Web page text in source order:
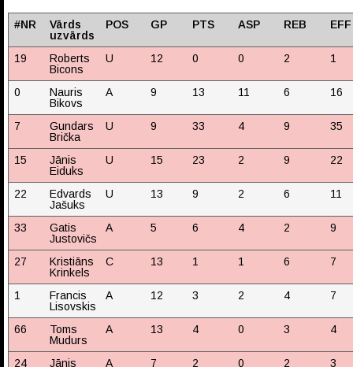
#NR
Vārds
uzvārds
POS GP PTS ASP REB EFF
19
Roberts
Bicons
U 12 0 0 2 1
0
Nauris
Bikovs
A 9 13 11 6 16
7
Gundars
Brička
U 9 33 4 9 35
15
Jānis
Eiduks
U 15 23 2 9 22
22
Edvards
Jašuks
U 13 9 2 6 11
33
Gatis
Justovičs
A 5 6 4 2 9
27
Kristiāns
Krinkels
C 13 1 1 6 7
1
Francis
Lisovskis
A 12 3 2 4 7
66
Toms
Mudurs
A 13 4 0 3 4
24
Jānis
A 7 2 0 2 3